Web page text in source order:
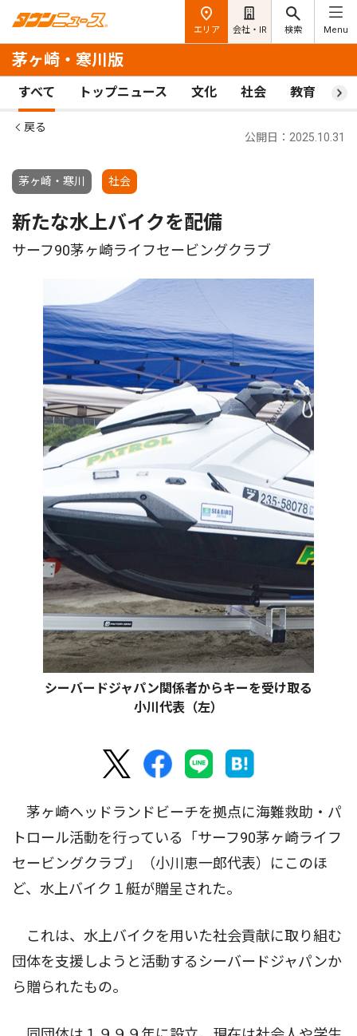
エリア 会社・IR 検索 Menu
茅ヶ崎・寒川版
すべて トップニュース 文化 社会 教育 ス
戻る
茅ヶ崎・寒川 社会
公開日：2025.10.31
新たな水上バイクを配備
サーフ90茅ヶ崎ライフセービングクラブ
シーバードジャパン関係者からキーを受け取る
小川代表（左）
茅ヶ崎ヘッドランドビーチを拠点に海難救助・パ
トロール活動を行っている「サーフ90茅ヶ崎ライフ
セービングクラブ」（小川恵一郎代表）にこのほ
ど、水上バイク１艇が贈呈された。
これは、水上バイクを用いた社会貢献に取り組む
団体を支援しようと活動するシーバードジャパンか
ら贈られたもの。